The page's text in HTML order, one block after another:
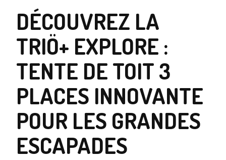
DÉCOUVREZ LA
TRIÖ+ EXPLORE :
TENTE DE TOIT 3
PLACES INNOVANTE
POUR LES GRANDES
ESCAPADES